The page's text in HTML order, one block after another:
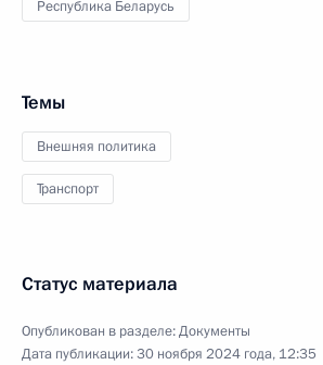
Республика Беларусь
Темы
Внешняя политика
Транспорт
Статус материала
Опубликован в разделе:Документы
Дата публикации:30 ноября 2024 года, 12:35